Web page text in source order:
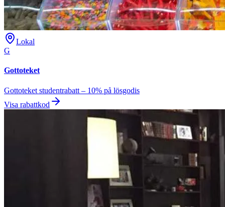
Lokal
G
Gottoteket
Gottoteket studentrabatt – 10% på lösgodis
Visa rabattkod